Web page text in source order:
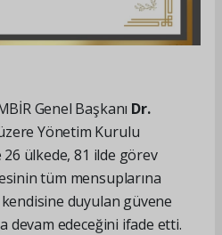
Genel Başkanı Dr.
Yönetim Kurulu
ülkede, 81 ilde görev
tüm mensuplarına
duyulan güvene
devam edeceğini ifade etti.